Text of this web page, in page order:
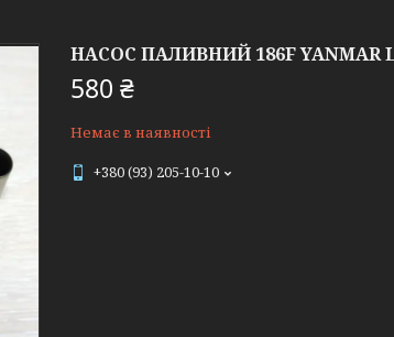
НАСОС ПАЛИВНИЙ 186F YANMAR
580 ₴
Немає в наявності
+380 (93) 205-10-10